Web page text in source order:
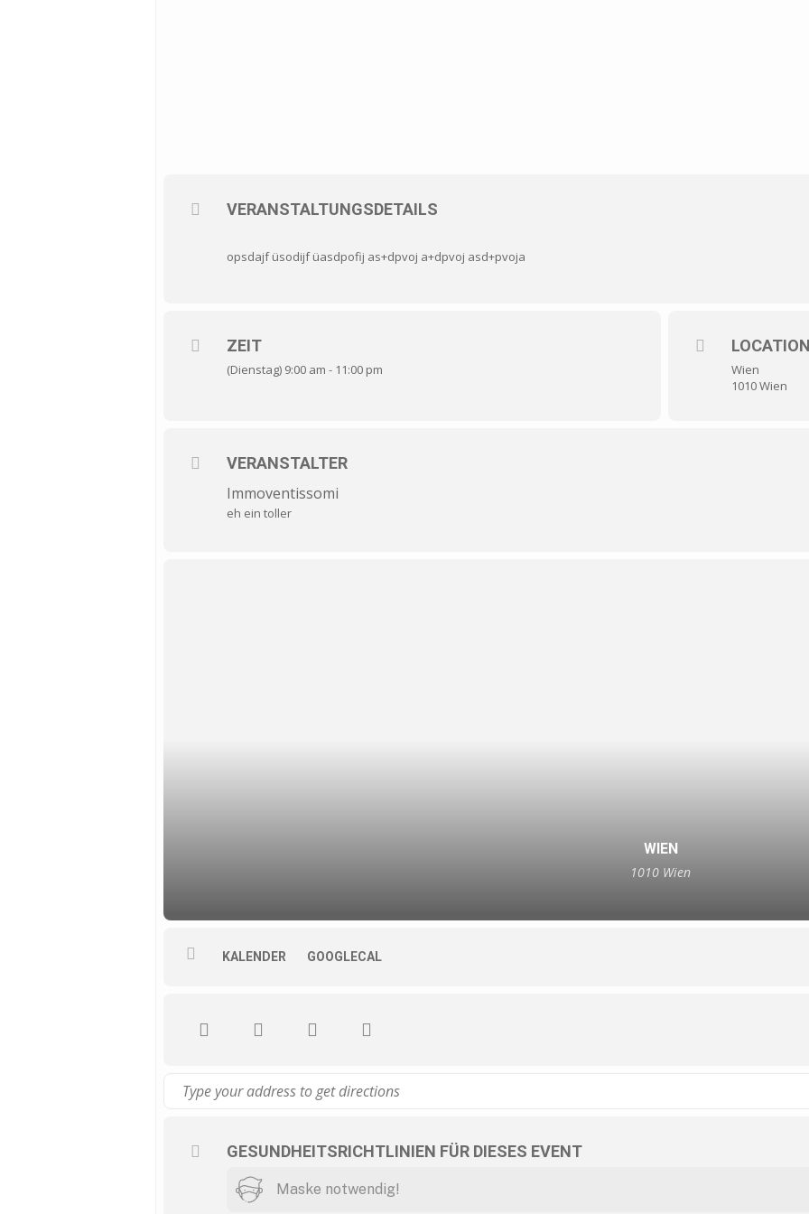
VERANSTALTUNGSDETAILS
opsdajf üsodijf üasdpofij as+dpvoj a+dpvoj asd+pvoja
ZEIT
(Dienstag) 9:00 am - 11:00 pm
Wien
1010 Wien
VERANSTALTER
Immoventissomi
eh ein toller
WIEN
1010 Wien
KALENDER GOOGLECAL
GESUNDHEITSRICHTLINIEN FÜR DIESES EVENT
Maske notwendig!